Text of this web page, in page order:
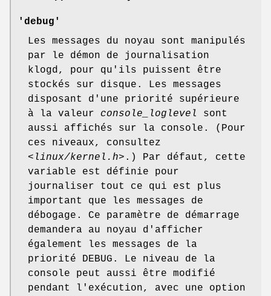
'debug'
Les messages du noyau sont manipulés
par le démon de journalisation
klogd, pour qu'ils puissent être
stockés sur disque. Les messages
disposant d'une priorité supérieure
à la valeur console_loglevel
sont
aussi affichés sur la console. (Pour
ces niveaux, consultez
<linux/kernel.h> .) Par défaut, cette
variable est définie pour
journaliser tout ce qui est plus
important que les messages de
débogage. Ce paramètre de démarrage
demandera au noyau d'afficher
également les messages de la
priorité DEBUG. Le niveau de la
console peut aussi être modifié
pendant l'exécution, avec une option